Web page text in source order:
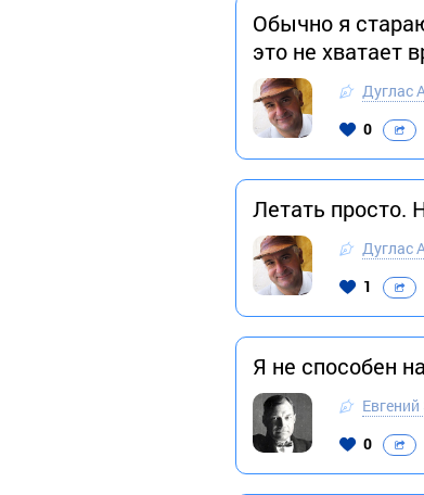
Обычно я
это не хватает
Дуглас
0
Летать просто.
Дуглас
1
Я не способен
0